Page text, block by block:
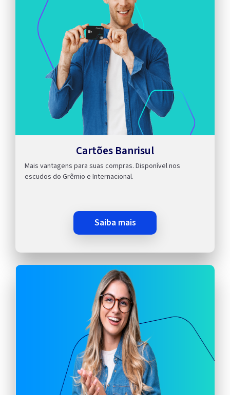
Cartões Banrisul
Mais vantagens para suas compras. Disponível nos
escudos do Grêmio e Internacional.
saiba mais